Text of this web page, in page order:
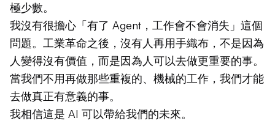
極少數。
我沒有很擔心「有了 Agent，工作會不會消失」這個
問題。工業革命之後，沒有人再用手織布，不是因為
人變得沒有價值，而是因為人可以去做更重要的事。
當我們不用再做那些重複的、機械的工作，我們才能
去做真正有意義的事。
我相信這是 AI 可以帶給我們的未來。